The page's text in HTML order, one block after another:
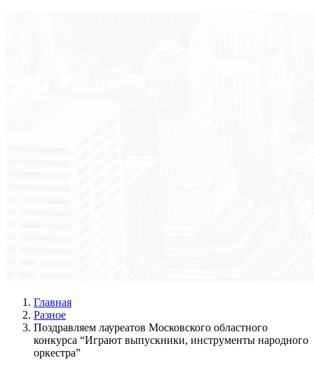
Главная
Разное
Поздравляем лауреатов Московского областного
конкурса “Играют выпускники, инструменты народного
оркестра”